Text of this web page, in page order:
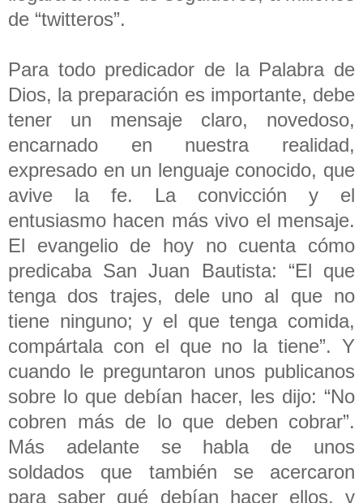
de “twitteros”.
Para todo predicador de la Palabra de
Dios, la preparación es importante, debe
tener un mensaje claro, novedoso,
encarnado en nuestra realidad,
expresado en un lenguaje conocido, que
avive la fe. La convicción y el
entusiasmo hacen más vivo el mensaje.
El evangelio de hoy no cuenta cómo
predicaba San Juan Bautista: “El que
tenga dos trajes, dele uno al que no
tiene ninguno; y el que tenga comida,
compártala con el que no la tiene”. Y
cuando le preguntaron unos publicanos
sobre lo que debían hacer, les dijo: “No
cobren más de lo que deben cobrar”.
Más adelante se habla de unos
soldados que también se acercaron
para saber qué debían hacer ellos, y